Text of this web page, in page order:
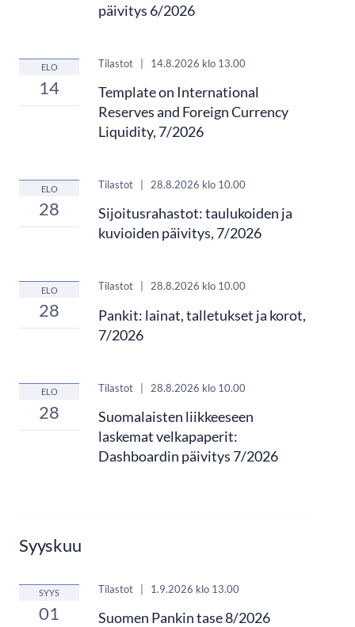
päivitys 6/2026
ELO
14
Tilastot 14.8.2026 klo 13.00
Template on International
Reserves and Foreign Currency
Liquidity, 7/2026
ELO
28
Tilastot 28.8.2026 klo 10.00
Sijoitusrahastot: taulukoiden ja
kuvioiden päivitys, 7/2026
ELO
28
Tilastot 28.8.2026 klo 10.00
Pankit: lainat, talletukset ja korot,
7/2026
ELO
28
Tilastot | 28.8.2026 klo 10.00
Suomalaisten liikkeeseen
laskemat velkapaperit:
Dashboardin päivitys 7/2026
Syyskuu
SYYS
01
Tilastot | 1.9.2026 klo 13.00
Suomen Pankin tase 8/2026